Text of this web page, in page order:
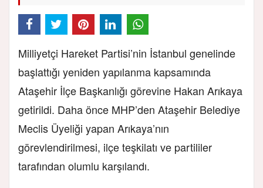
Milliyetçi Hareket Partisi’nin İstanbul genelinde
başlattığı yeniden yapılanma kapsamında
Ataşehir İlçe Başkanlığı görevine Hakan Arıkaya
getirildi. Daha önce MHP’den Ataşehir Belediye
Meclis Üyeliği yapan Arıkaya’nın
görevlendirilmesi, ilçe teşkilatı ve partililer
tarafından olumlu karşılandı.